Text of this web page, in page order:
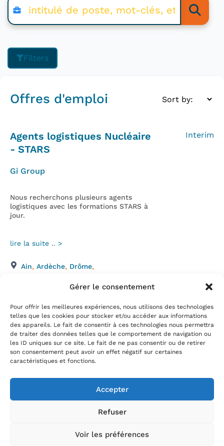
Gérer le consentement
Pour offrir les meilleures expériences, nous utilisons des technologies
telles que les cookies pour stocker et/ou accéder aux informations
des appareils. Le fait de consentir à ces technologies nous permettra
de traiter des données telles que le comportement de navigation ou
les ID uniques sur ce site. Le fait de ne pas consentir ou de retirer
son consentement peut avoir un effet négatif sur certaines
caractéristiques et fonctions.
Accepter
Refuser
Voir les préférences
Filters
Offres d'emploi
Agents logistiques Nucléaire
- STARS
Gi Group
Nous recherchons plusieurs agents
logistiques avec les formations STARS à
jour.
lire la suite .. >
Interim
Ain, Ardèche, Drôme,
mars 6, 2025
powered by Crocoblock, Inc. All rights